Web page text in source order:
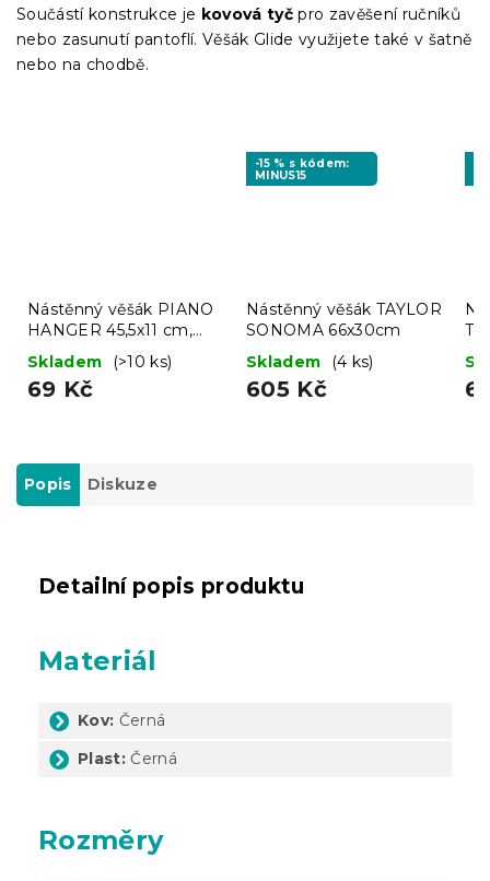
Součástí konstrukce je kovová tyč pro zavěšení ručníků
nebo zasunutí pantoflí. Věšák Glide využijete také v šatně
nebo na chodbě.
Nástěnný věšák PIANO
HANGER 45,5x11 cm,
šedo-černý
Skladem (>10 ks)
69 Kč
-15 % s kódem:
MINUS15
Nástěnný věšák TAYLOR
SONOMA 66x30cm
Skladem
(4 ks)
605 Kč
Popis Diskuze
Detailní popis produktu
Materiál
Kov: Černá
Plast: Černá
Rozměry